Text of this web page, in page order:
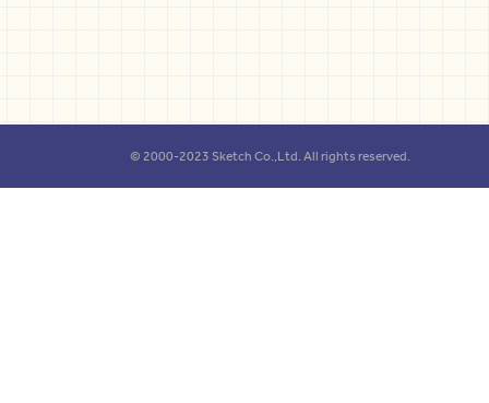
© 2000-2023 Sketch Co.,Ltd. All rights reserved.